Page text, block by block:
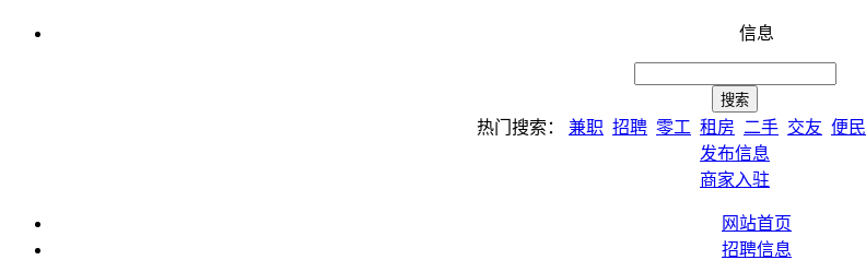
信息
热门搜索： 兼职 招聘 零工 租房 二手 交友 便民
发布信息
商家入驻
网站首页
招聘信息